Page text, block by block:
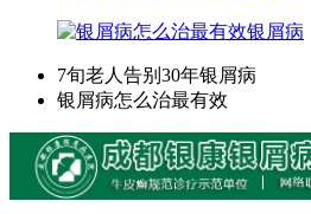
银屑病
7旬老人告别30年银屑病
银屑病怎么治最有效